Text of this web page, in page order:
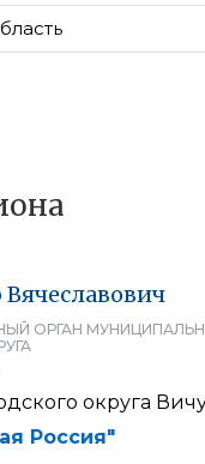
Вячеславович
ОРГАН
округа
Россия"